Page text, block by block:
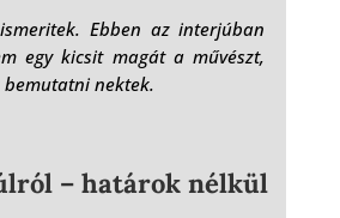
Ebben az interjúban
egy kicsit magát a művészt,
bemutatni nektek.
– határok nélkül